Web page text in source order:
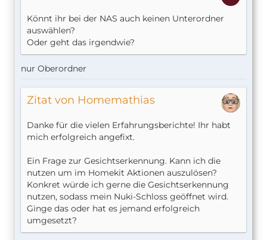
Könnt ihr bei der NAS auch keinen Unterordner
auswählen?
Oder geht das irgendwie?
nur Oberordner
Zitat von Homemathias
Danke für die vielen Erfahrungsberichte! Ihr habt
mich erfolgreich angefixt.
Ein Frage zur Gesichtserkennung. Kann ich die
nutzen um im Homekit Aktionen auszulösen?
Konkret würde ich gerne die Gesichtserkennung
nutzen, sodass mein Nuki-Schloss geöffnet wird.
Ginge das oder hat es jemand erfolgreich
umgesetzt?